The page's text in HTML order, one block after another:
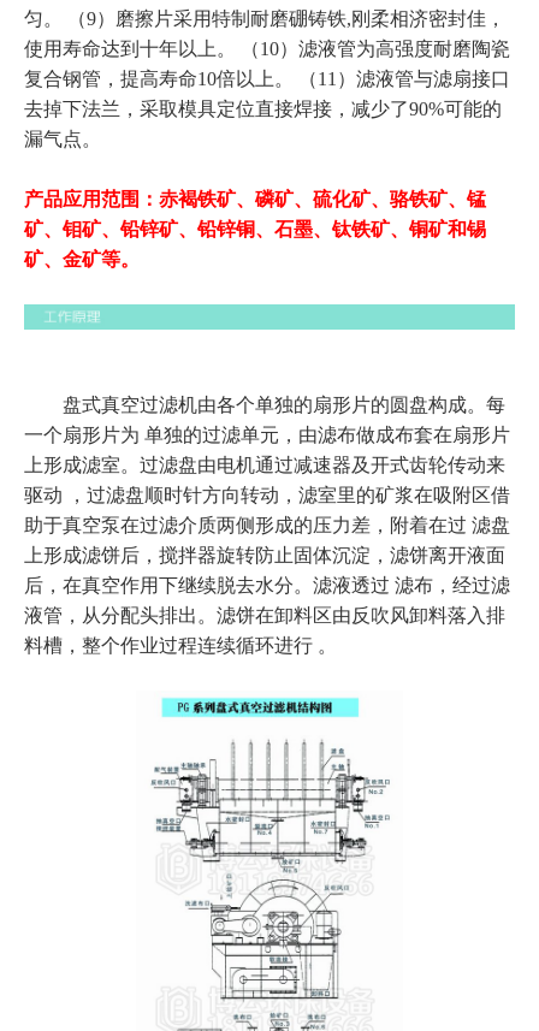
匀。 （9）磨擦片采用特制耐磨硼铸铁,刚柔相济密封佳，
使用寿命达到十年以上。 （10）滤液管为高强度耐磨陶瓷
复合钢管，提高寿命10倍以上。 （11）滤液管与滤扇接口
去掉下法兰，采取模具定位直接焊接，减少了90%可能的
漏气点。
产品应用范围：赤褐铁矿、磷矿、硫化矿、骆铁矿、锰
矿、钼矿、铅锌矿、铅锌铜、石墨、钛铁矿、铜矿和锡
矿、金矿等。
盘式真空过滤机由各个单独的扇形片的圆盘构成。每
一个扇形片为 单独的过滤单元，由滤布做成布套在扇形片
上形成滤室。过滤盘由电机通过减速器及开式齿轮传动来
驱动 ，过滤盘顺时针方向转动，滤室里的矿浆在吸附区借
助于真空泵在过滤介质两侧形成的压力差，附着在过 滤盘
上形成滤饼后，搅拌器旋转防止固体沉淀，滤饼离开液面
后，在真空作用下继续脱去水分。滤液透过 滤布，经过滤
液管，从分配头排出。滤饼在卸料区由反吹风卸料落入排
料槽，整个作业过程连续循环进行 。